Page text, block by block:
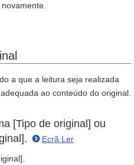
a que a leitura seja realizada
ao conteúdo do original.
[Tipo de original] ou
Ecrã Ler